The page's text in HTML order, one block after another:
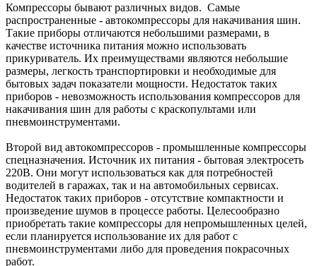
Компрессоры бывают различных видов. Самые
распространенные - автокомпрессоры для накачивания шин.
Такие приборы отличаются небольшими размерами, в
качестве источника питания можно использовать
прикуриватель. Их преимуществами являются небольшие
размеры, легкость транспортировки и необходимые для
бытовых задач показатели мощности. Недостаток таких
приборов - невозможность использования компрессоров для
накачивания шин для работы с краскопультами или
пневмоинструментами.
Второй вид автокомпрессоров - промышленные компрессоры
спецназначения. Источник их питания - бытовая электросеть
220В. Они могут использоваться как для потребностей
водителей в гаражах, так и на автомобильных сервисах.
Недостаток таких приборов - отсутствие компактности и
произведение шумов в процессе работы. Целесообразно
приобретать такие компрессоры для непромышленных целей,
если планируется использование их для работ с
пневмоинструментами либо для проведения покрасочных
работ.